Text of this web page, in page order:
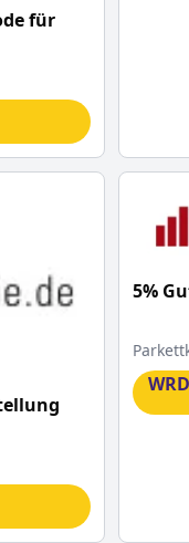
für
5%